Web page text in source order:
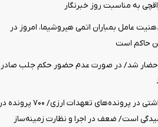
به مناسبت روز خبرنگار
عامل بمباران اتمی هیروشیما، امروز در
حاکم است
احضار شد/ در صورت عدم حضور حکم جلب صادر
۲۸ بازداشتی در پرونده‌های تعهدات ارزی/ ۷۰۰ پرونده در
است/ ضعف در اجرا و نظارت زمینه‌ساز